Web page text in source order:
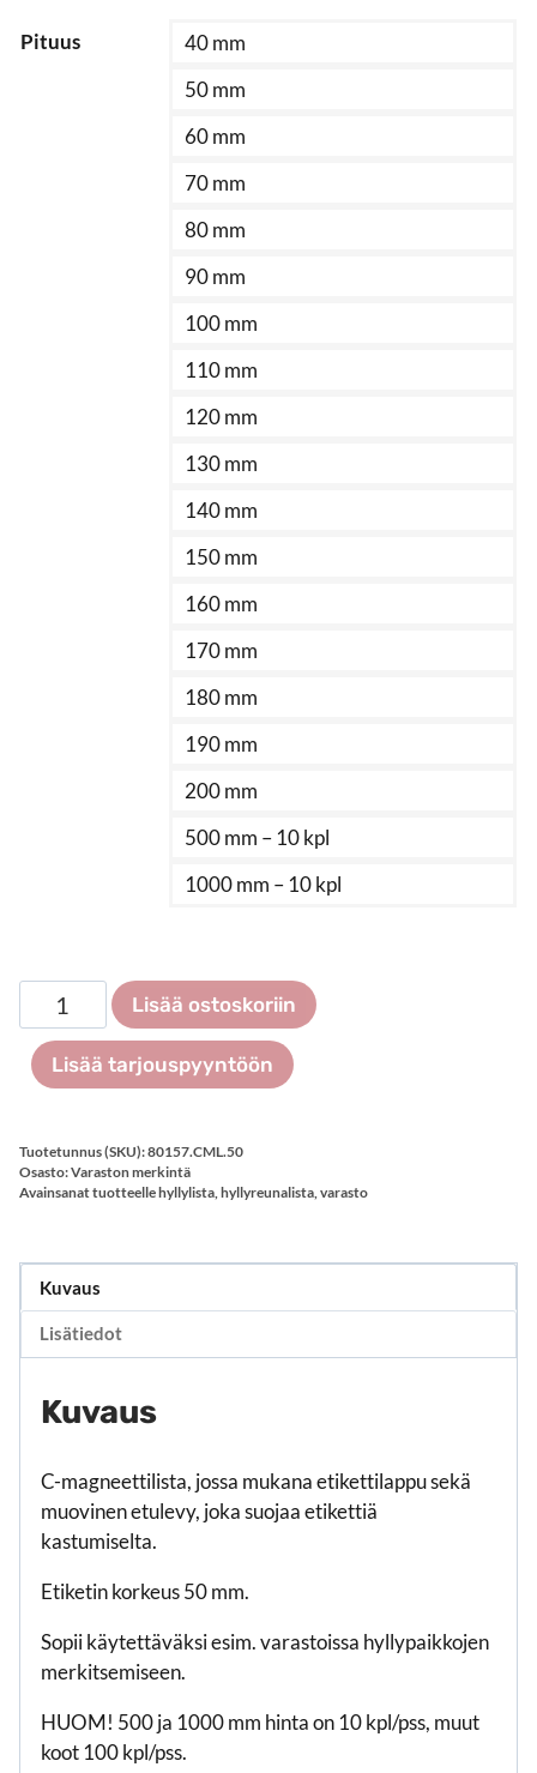
Pituus
40 mm
50 mm
60 mm
70 mm
80 mm
90 mm
100 mm
110 mm
120 mm
130 mm
140 mm
150 mm
160 mm
170 mm
180 mm
190 mm
200 mm
500 mm – 10 kpl
1000 mm – 10 kpl
magneettilista
etiketille
50
100
kpl
määrä
Lisää ostoskoriin
Lisää tarjouspyyntöön
Tuotetunnus (SKU):80157.CML.50
Osasto:Varaston merkintä
Avainsanat tuotteellehyllylista,hyllyreunalista,varasto
Kuvaus
Lisätiedot
Kuvaus
C-magneettilista, jossa mukana etikettilappu sekä
muovinen etulevy, joka suojaa etikettiä
kastumiselta.
Etiketin korkeus 50 mm.
Sopii käytettäväksi esim. varastoissa hyllypaikkojen
merkitsemiseen.
HUOM! 500 ja 1000 mm hinta on 10 kpl/pss, muut
koot 100 kpl/pss.